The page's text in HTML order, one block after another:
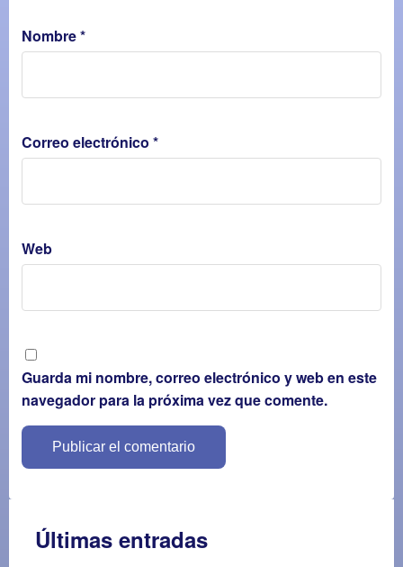
Nombre*
Correo electrónico *
Web
Guarda mi nombre, correo electrónico y web en este
navegador para la próxima vez que comente.
Últimas entradas